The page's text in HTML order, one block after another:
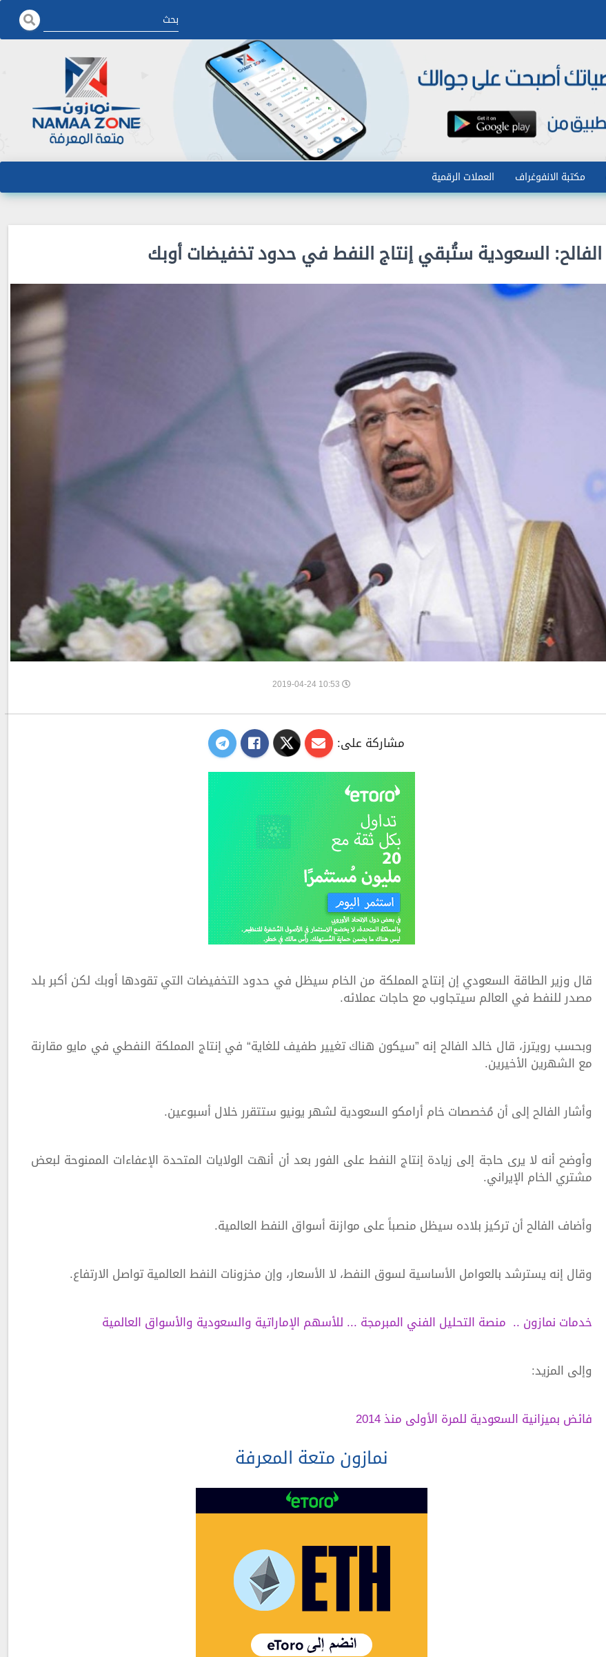
مكتبة الانفوغراف العملات الرقمية
الفالح: السعودية ستُبقي إنتاج النفط في حدود تخفيضات أوبك
10:53 2019-04-24
مشاركة على:
قال وزير الطاقة السعودي إن إنتاج المملكة من الخام سيظل في حدود التخفيضات التي تقودها أوبك لكن أكبر بلد
مصدر للنفط في العالم سيتجاوب مع حاجات عملائه.
وبحسب رويترز، قال خالد الفالح إنه ”سيكون هناك تغيير طفيف للغاية“ في إنتاج المملكة النفطي في مايو مقارنة
مع الشهرين الأخيرين.
وأشار الفالح إلى أن مُخصصات خام أرامكو السعودية لشهر يونيو ستتقرر خلال أسبوعين.
وأوضح أنه لا يرى حاجة إلى زيادة إنتاج النفط على الفور بعد أن أنهت الولايات المتحدة الإعفاءات الممنوحة لبعض
مشتري الخام الإيراني.
وأضاف الفالح أن تركيز بلاده سيظل منصباً على موازنة أسواق النفط العالمية.
وقال إنه يسترشد بالعوامل الأساسية لسوق النفط، لا الأسعار، وإن مخزونات النفط العالمية تواصل الارتفاع.
خدمات نمازون .. منصة التحليل الفني المبرمجة ... للأسهم الإماراتية والسعودية والأسواق العالمية
وإلى المزيد:
فائض بميزانية السعودية للمرة الأولى منذ 2014
نمازون متعة المعرفة